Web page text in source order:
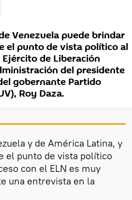
Venezuela puede brindar
el punto de vista político al
de Liberación
del presidente
gobernante Partido
Roy Daza.
y de América Latina, y
el punto de vista político
con el ELN es muy
una entrevista en la